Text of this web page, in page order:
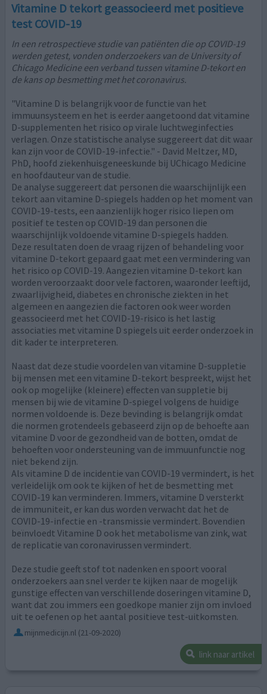
Vitamine D tekort geassocieerd met positieve
test COVID-19
In een retrospectieve studie van patiënten die op COVID-19
werden getest, vonden onderzoekers van de University of
Chicago Medicine een verband tussen vitamine D-tekort en
de kans op besmetting met het coronavirus.
"Vitamine D is belangrijk voor de functie van het
immuunsysteem en het is eerder aangetoond dat vitamine
D-supplementen het risico op virale luchtweginfecties
verlagen. Onze statistische analyse suggereert dat dit waar
kan zijn voor de COVID-19-infectie." - David Meltzer, MD,
PhD, hoofd ziekenhuisgeneeskunde bij UChicago Medicine
en hoofdauteur van de studie.
De analyse suggereert dat personen die waarschijnlijk een
tekort aan vitamine D-spiegels hadden op het moment van
COVID-19-tests, een aanzienlijk hoger risico liepen om
positief te testen op COVID-19 dan personen die
waarschijnlijk voldoende vitamine D-spiegels hadden.
Deze resultaten doen de vraag rijzen of behandeling voor
vitamine D-tekort gepaard gaat met een vermindering van
het risico op COVID-19. Aangezien vitamine D-tekort kan
worden veroorzaakt door vele factoren, waaronder leeftijd,
zwaarlijvigheid, diabetes en chronische ziekten in het
algemeen en aangezien die factoren ook weer worden
geassocieerd met het COVID-19-risico is het lastig
associaties met vitamine D spiegels uit eerder onderzoek in
dit kader te interpreteren.
Naast dat deze studie voordelen van vitamine D-suppletie
bij mensen met een vitamine D-tekort bespreekt, wijst het
ook op mogelijke (kleinere) effecten van suppletie bij
mensen bij wie de vitamine D-spiegel volgens de huidige
normen voldoende is. Deze bevinding is belangrijk omdat
die normen grotendeels gebaseerd zijn op de behoefte aan
vitamine D voor de gezondheid van de botten, omdat de
behoeften voor ondersteuning van de immuunfunctie nog
niet bekend zijn.
Als vitamine D de incidentie van COVID-19 vermindert, is het
verleidelijk om ook te kijken of het de besmetting met
COVID-19 kan verminderen. Immers, vitamine D versterkt
de immuniteit, er kan dus worden verwacht dat het de
COVID-19-infectie en -transmissie vermindert. Bovendien
beïnvloedt Vitamine D ook het metabolisme van zink, wat
de replicatie van coronavirussen vermindert.
Deze studie geeft stof tot nadenken en spoort vooral
onderzoekers aan snel verder te kijken naar de mogelijk
gunstige effecten van verschillende doseringen vitamine D,
want dat zou immers een goedkope manier zijn om invloed
uit te oefenen op het aantal positieve test-uitkomsten.
mijnmedicijn.nl (21-09-2020)
link naar artikel